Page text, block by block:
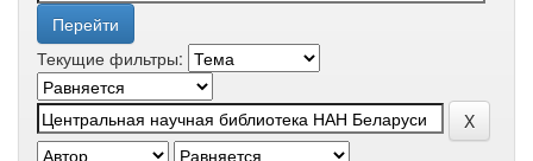
Текущие фильтры: